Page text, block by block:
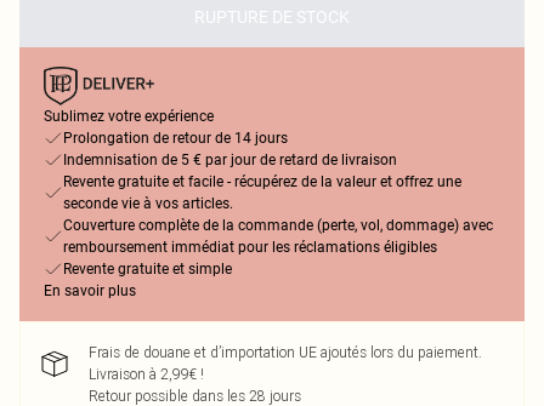
RUPTURE DE STOCK
Sublimez votre expérience
Prolongation de retour de 14 jours
Indemnisation de 5 € par jour de retard de livraison
Revente gratuite et facile - récupérez de la valeur et offrez une
seconde vie à vos articles.
Couverture complète de la commande (perte, vol, dommage) avec
remboursement immédiat pour les réclamations éligibles
Revente gratuite et simple
En savoir plus
Frais de douane et d’importation UE ajoutés lors du paiement.
Livraison à 2,99€ !
Retour possible dans les 28 jours